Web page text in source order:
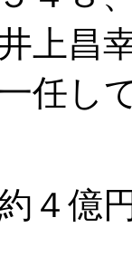
上昌
任し
４億円